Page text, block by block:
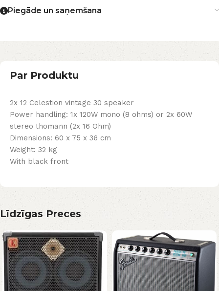
Piegāde un saņemšana
Par Produktu
2x 12 Celestion vintage 30 speaker
Power handling: 1x 120W mono (8 ohms) or 2x 60W
stereo thomann (2x 16 Ohm)
Dimensions: 60 x 75 x 36 cm
Weight: 32 kg
With black front
Līdzīgas Preces